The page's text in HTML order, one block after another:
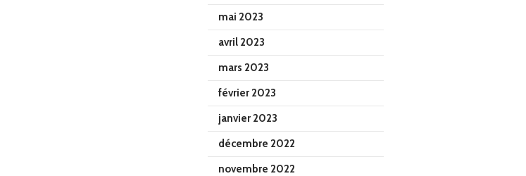
mai 2023
avril 2023
mars 2023
février 2023
janvier 2023
décembre 2022
novembre 2022